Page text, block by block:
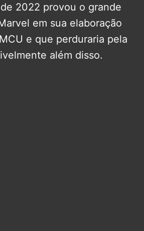
2022 provou o grande
em sua elaboração
e que perduraria pela
além disso.